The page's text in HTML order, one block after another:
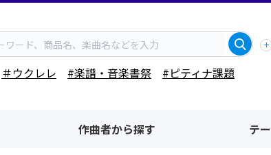
＃ウクレレ #楽譜・音楽書祭
#ピティナ課題
作曲者から探す テ